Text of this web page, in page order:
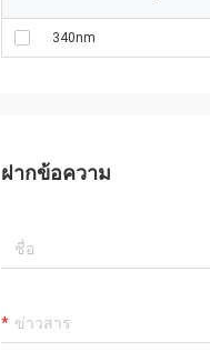
340nm
ฝากข้อความ